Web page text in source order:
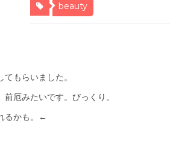
beauty
もらいました。
厄みたいです。びっくり。
るかも。←